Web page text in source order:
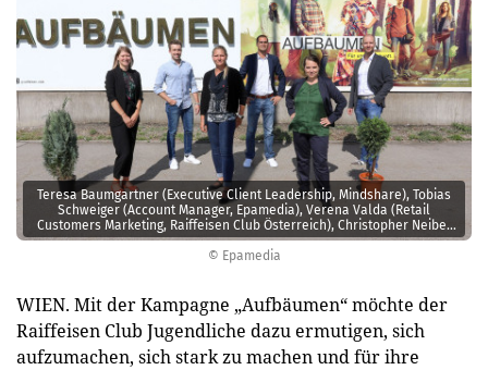
© Epamedia
Teresa Baumgartner (Executive Client Leadership, Mindshare), Tobias
Schweiger (Account Manager, Epamedia), Verena Valda (Retail
Customers Marketing, Raiffeisen Club Österreich), Christopher Neiber
(Retail Customers Marketing, Raiffeisen Club Österreich).
WIEN. Mit der Kampagne „Aufbäumen“ möchte der
Raiffeisen Club Jugendliche dazu ermutigen, sich
aufzumachen, sich stark zu machen und für ihre